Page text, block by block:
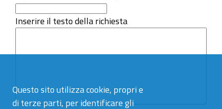
Questo sito utilizza cookie, propri e
di terze parti, per identificare gli
Inserire il testo della richiesta